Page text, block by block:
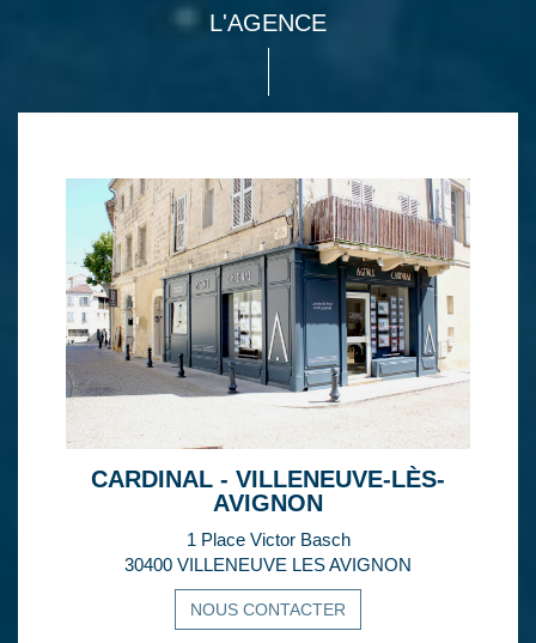
L'AGENCE
CARDINAL - VILLENEUVE-LÈS-
AVIGNON
1 Place Victor Basch
30400 VILLENEUVE LES AVIGNON
NOUS CONTACTER